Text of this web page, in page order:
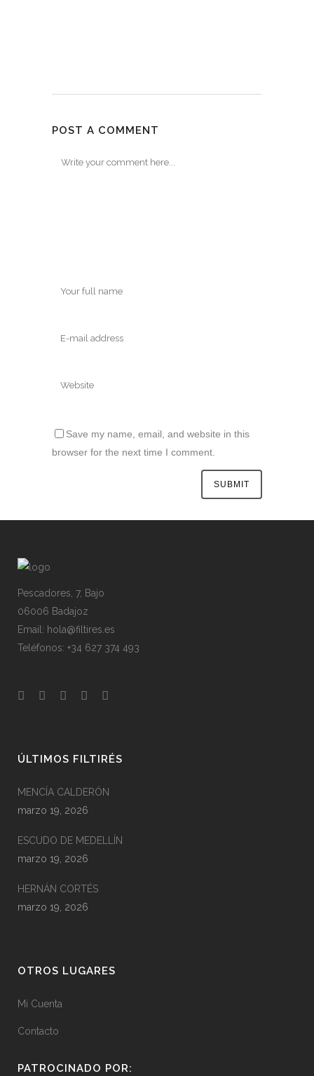
POST A COMMENT
Save my name, email, and website in this
browser for the next time I comment.
Pescadores, 7, Bajo
06006 Badajoz
Email: hola@filtires.es
Teléfonos: +34 627 374 493
ÚLTIMOS FILTIRÉS
MENCÍA CALDERÓN
marzo 19, 2026
ESCUDO DE MEDELLÍN
marzo 19, 2026
HERNÁN CORTÉS
marzo 19, 2026
OTROS LUGARES
Mi Cuenta
Contacto
PATROCINADO POR: